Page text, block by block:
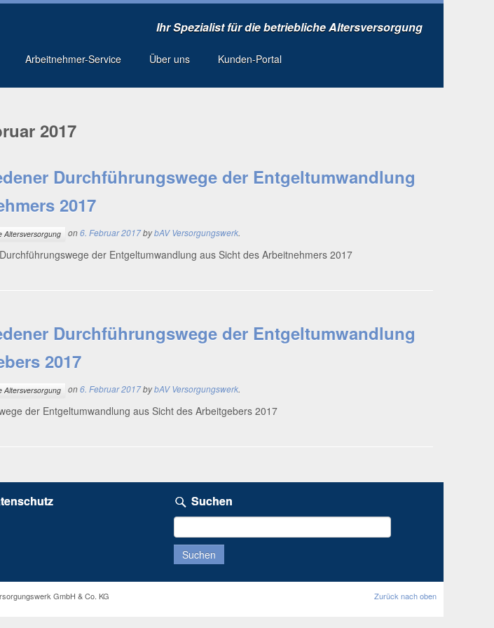
Ihr Spezialist für die betriebliche Altersversorgung
Arbeitnehmer-Service Über uns Kunden-Portal
2017
Durchführungswege der Entgeltumwandlung
2017
Altersversorgung on6. Februar 2017bybAV Versorgungswerk.
der Ent­gelt­um­wand­lung aus Sicht des Arbeit­neh­mers 2017
Durchführungswege der Entgeltumwandlung
2017
Altersversorgung on6. Februar 2017bybAV Versorgungswerk.
der Ent­gelt­um­wand­lung aus Sicht des Arbeit­ge­bers 2017
Suchen
Suchen
nach:
GmbH & Co. KG Zurück nach oben